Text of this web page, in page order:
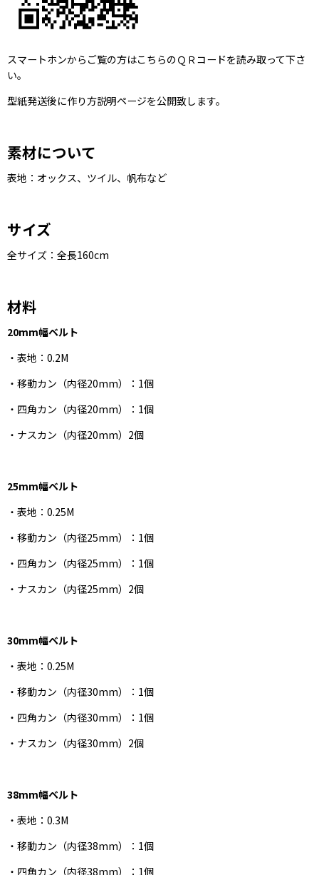
スマートホンからご覧の方はこちらのＱＲコードを読み取って下さ
い。
型紙発送後に作り方説明ページを公開致します。
素材について
表地：オックス、ツイル、帆布など
サイズ
全サイズ：全長160cm
材料
20mm幅ベルト
・表地：0.2M
・移動カン（内径20mm）：1個
・四角カン（内径20mm）：1個
・ナスカン（内径20mm）2個
25mm幅ベルト
・表地：0.25M
・移動カン（内径25mm）：1個
・四角カン（内径25mm）：1個
・ナスカン（内径25mm）2個
30mm幅ベルト
・表地：0.25M
・移動カン（内径30mm）：1個
・四角カン（内径30mm）：1個
・ナスカン（内径30mm）2個
38mm幅ベルト
・表地：0.3M
・移動カン（内径38mm）：1個
・四角カン（内径38mm）：1個